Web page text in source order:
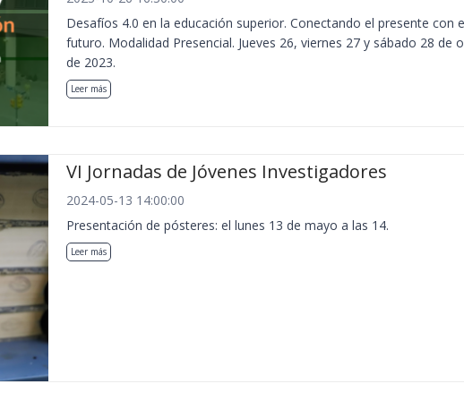
Desafíos 4.0 en la educación superior. Conectando el presente con
futuro. Modalidad Presencial. Jueves 26, viernes 27 y sábado 28 de
de 2023.
Leer más
VI Jornadas de Jóvenes Investigadores
2024-05-13 14:00:00
Presentación de pósteres: el lunes 13 de mayo a las 14.
Leer más